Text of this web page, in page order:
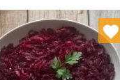
Dodaj do ulubionych
Wybierz listę: